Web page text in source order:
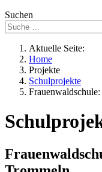
Suchen
Aktuelle Seite:
Home
Projekte
Schulprojekte